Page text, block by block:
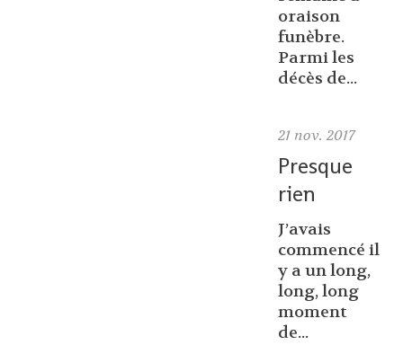
oraison
funèbre.
Parmi les
décès de...
21 nov. 2017
Presque
rien
J’avais
commencé il
y a un long,
long, long
moment
de...